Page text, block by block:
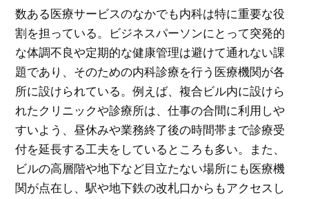
数ある医療サービスのなかでも内科は特に重要な役
割を担っている。ビジネスパーソンにとって突発的
な体調不良や定期的な健康管理は避けて通れない課
題であり、そのための内科診療を行う医療機関が各
所に設けられている。例えば、複合ビル内に設けら
れたクリニックや診療所は、仕事の合間に利用しや
すいよう、昼休みや業務終了後の時間帯まで診療受
付を延長する工夫をしているところも多い。また、
ビルの高層階や地下など目立たない場所にも医療機
関が点在し、駅や地下鉄の改札口からもアクセスし